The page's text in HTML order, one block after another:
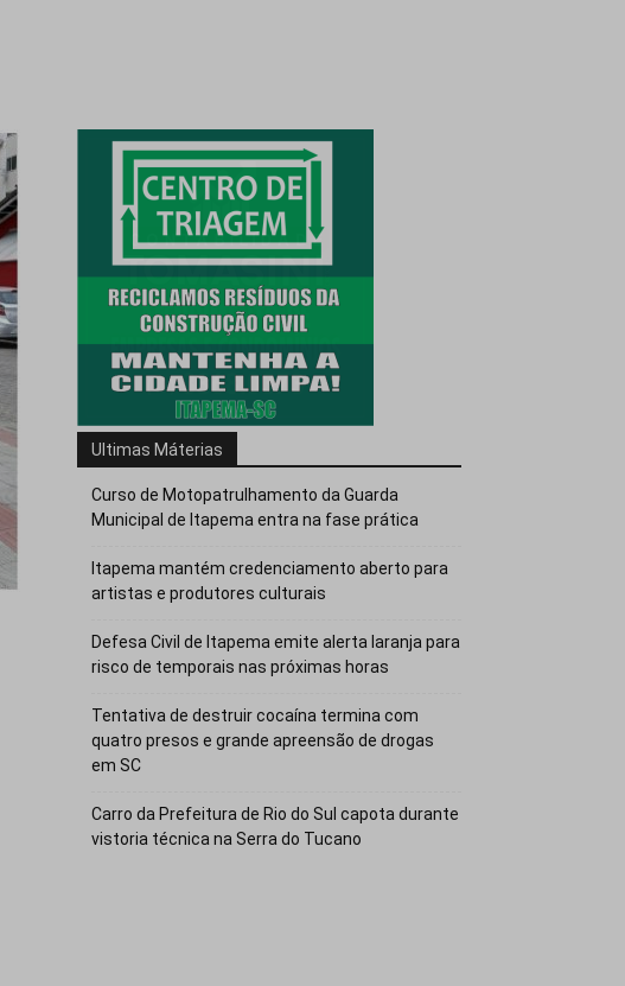
Ultimas Máterias
Curso de Motopatrulhamento da Guarda
Municipal de Itapema entra na fase prática
Itapema mantém credenciamento aberto para
artistas e produtores culturais
Defesa Civil de Itapema emite alerta laranja para
risco de temporais nas próximas horas
Tentativa de destruir cocaína termina com
quatro presos e grande apreensão de drogas
em SC
Carro da Prefeitura de Rio do Sul capota durante
vistoria técnica na Serra do Tucano